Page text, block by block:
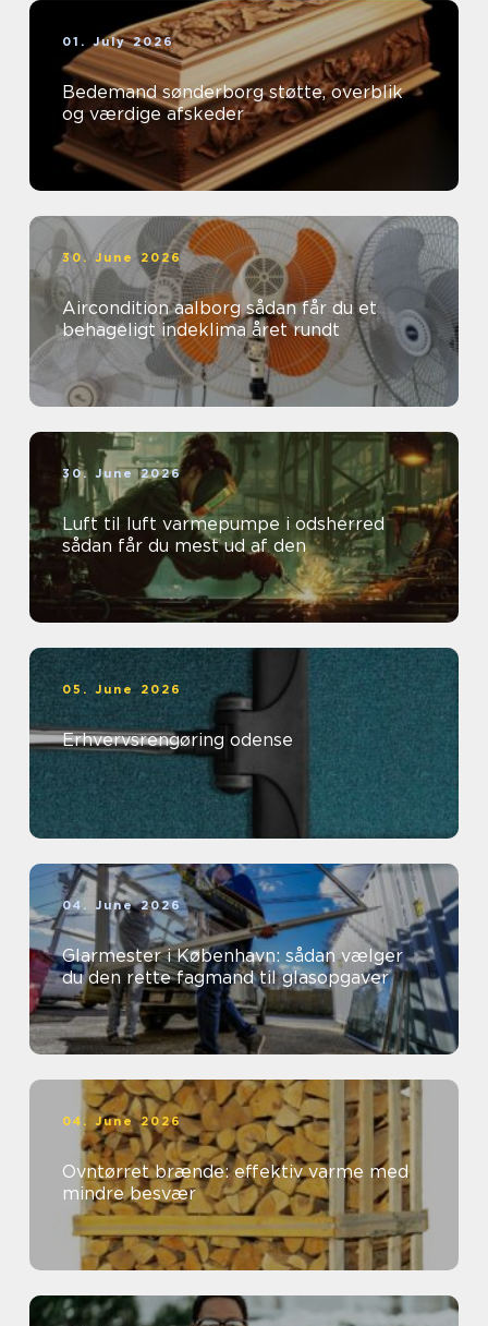
01. July 2026
Bedemand sønderborg støtte, overblik
og værdige afskeder
30. June 2026
Aircondition aalborg sådan får du et
behageligt indeklima året rundt
30. June 2026
Luft til luft varmepumpe i odsherred
sådan får du mest ud af den
05. June 2026
Erhvervsrengøring odense
04. June 2026
Glarmester i København: sådan vælger
du den rette fagmand til glasopgaver
04. June 2026
Ovntørret brænde: effektiv varme med
mindre besvær